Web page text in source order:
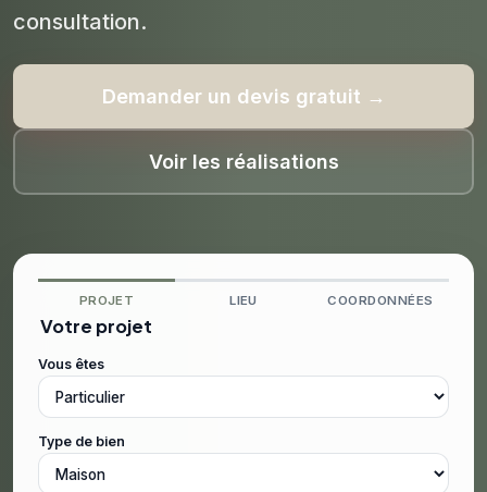
consultation.
Demander un devis gratuit →
Voir les réalisations
PROJET LIEU COORDONNÉES
Votre projet
Vous êtes
Type de bien